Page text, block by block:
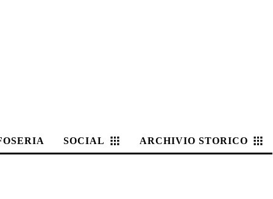
SOCIAL ARCHIVIO STORICO